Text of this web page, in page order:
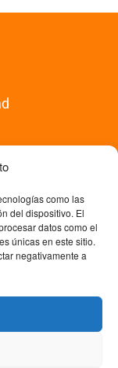
como las
del dispositivo. El
datos como el
únicas en este sitio.
negativamente a
Experta en